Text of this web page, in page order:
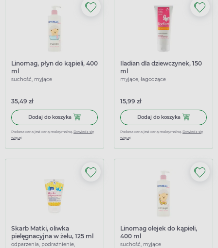
Linomag, płyn do kąpieli, 400
ml
suchość, myjące
35,49 zł
Dodaj do koszyka Dodaj do koszyka Linomag, płyn do kąpieli, 400 ml
Podana cena jest ceną maksymalną. Dowiedz się
więcej
Iladian dla dziewczynek, 150
ml
myjące, łagodzące
15,99 zł
Dodaj do koszyka Dodaj do
Podana cena jest ceną maksymalną. Dowiedz się
więcej
Skarb Matki, oliwka
pielęgnacyjna w żelu, 125 ml
odparzenia, podrażnienie,
Linomag olejek do kąpieli,
400 ml
suchość, myjące